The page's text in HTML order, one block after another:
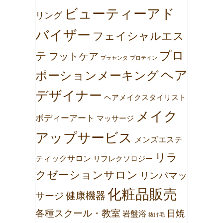
リング ビューティーアド
バイザー フェイシャルエス
テ フットケア プラセンタ プロテイン プロ
ポーションメーキングヘア
デザイナー ヘアメイクスタイリスト
ボディーアート マッサージ メイク
アップサービス
メンズエステ
ティックサロン リフレクソロジー リラ
クゼーションサロン リンパマッ
サージ 健康機器 化粧品販売
各種スクール・教室 岩盤浴 抜け毛 日焼